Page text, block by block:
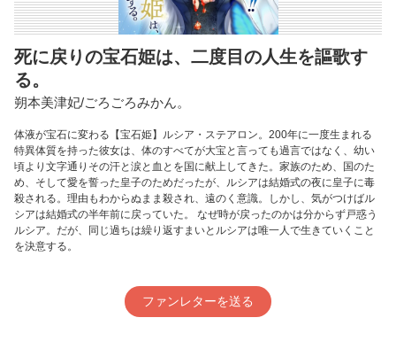
死に戻りの宝石姫は、二度目の人生を謳歌す
る。
朔本美津妃/ごろごろみかん。
体液が宝石に変わる【宝石姫】ルシア・ステアロン。200年に一度生まれる
特異体質を持った彼女は、体のすべてが大宝と言っても過言ではなく、幼い
頃より文字通りその汗と涙と血とを国に献上してきた。家族のため、国のた
め、そして愛を誓った皇子のためだったが、ルシアは結婚式の夜に皇子に毒
殺される。理由もわからぬまま殺され、遠のく意識。しかし、気がつけばル
シアは結婚式の半年前に戻っていた。 なぜ時が戻ったのかは分からず戸惑う
ルシア。だが、同じ過ちは繰り返すまいとルシアは唯一人で生きていくこと
を決意する。
ファンレターを送る